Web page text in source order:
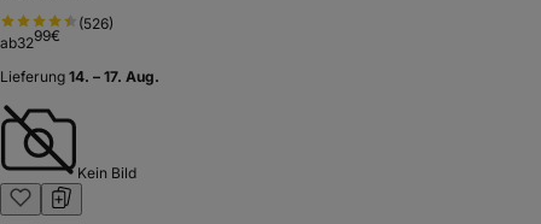
(526)
ab3299€
Lieferung 14. – 17. Aug.
Kein Bild